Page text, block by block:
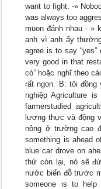
want to fight. -»
was always too
muon đánh nhau - »
anh vì anh ấy
agree is to say
very good in that
có” hoặc nghĩ theo
rất ngon. B: tôi đồng
nghiệp Agriculture
farmerstudied
lương thực và động
nông ở trường cao
something is ahead
blue car drove on
thứ còn lại, nó sẽ
nước biển đỗ trước
someone is to help